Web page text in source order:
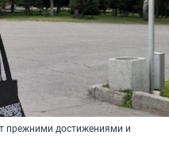
прежними достижениями и